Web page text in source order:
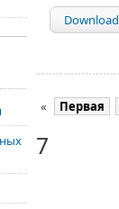
Download
« Первая
7